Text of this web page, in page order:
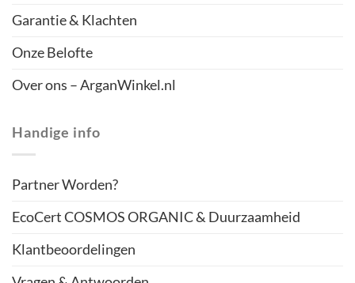
Garantie & Klachten
Onze Belofte
Over ons – ArganWinkel.nl
Handige info
Partner Worden?
EcoCert COSMOS ORGANIC & Duurzaamheid
Klantbeoordelingen